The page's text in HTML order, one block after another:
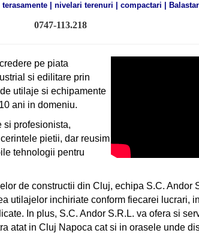
| nivelari terenuri | compactari |
0747-113.218
pe piata
si edilitare prin
utilaje si echipamente
ani in domeniu.
si profesionista,
pietii, dar reusim
tehnologii pentru
de constructii din Cluj, echipa S.C. Andor
utilajelor inchiriate conform fiecarei lucrari,
In plus, S.C. Andor S.R.L. va ofera si
atat in Cluj Napoca cat si in orasele unde